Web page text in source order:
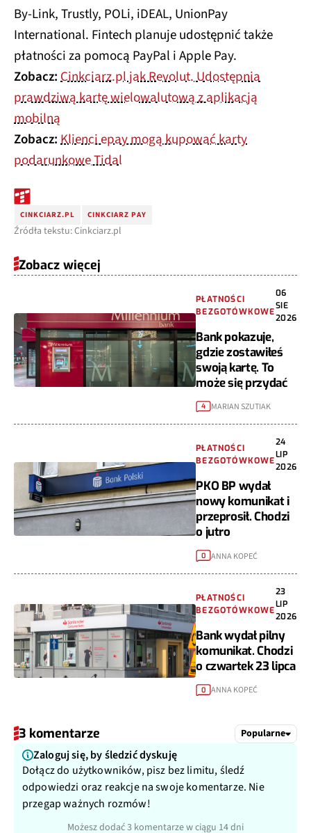
By-Link, Trustly, POLi, iDEAL, UnionPay
International. Fintech planuje udostępnić także
płatności za pomocą PayPal i Apple Pay.
Zobacz: Cinkciarz.pl jak Revolut. Udostępnia
prawdziwą kartę wielowalutową z aplikacją
mobilną
Zobacz: Klienci epay mogą kupować karty
podarunkowe Tidal
CINKCIARZ.PL CINKCIARZ PAY
Źródła tekstu: Cinkciarz.pl
Zobacz więcej
PŁATNOŚCI
BEZGOTÓWKOWE
06
SIE
2026
Bank pokazuje,
gdzie zostawiłeś
swoją kartę. To
może się przydać
4 MARIAN SZUTIAK
PŁATNOŚCI
BEZGOTÓWKOWE
24
LIP
2026
PKO BP wydał
nowy komunikat i
przeprosił. Chodzi
o jutro
0 ANNA KOPEĆ
PŁATNOŚCI
BEZGOTÓWKOWE
23
LIP
2026
Bank wydał pilny
komunikat. Chodzi
o czwartek 23 lipca
0 ANNA KOPEĆ
3 komentarze Popularne
Zaloguj się, by śledzić dyskuję
Dołącz do użytkowników, pisz bez limitu, śledź
odpowiedzi oraz reakcje na swoje komentarze. Nie
przegap ważnych rozmów!
Możesz dodać 3 komentarze w ciągu 14 dni